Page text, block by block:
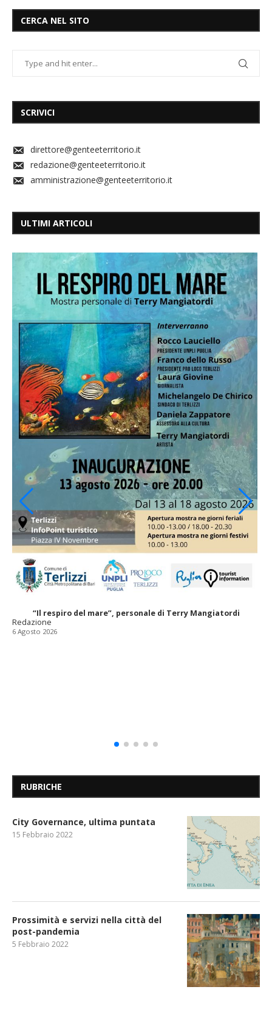
CERCA NEL SITO
SCRIVICI
direttore@genteeterritorio.it
redazione@genteeterritorio.it
amministrazione@genteeterritorio.it
ULTIMI ARTICOLI
“Il respiro del mare”, personale di Terry Mangiatordi
Redazione
6 Agosto 2026
RUBRICHE
City Governance, ultima puntata
15 Febbraio 2022
Prossimità e servizi nella città del
post-pandemia
5 Febbraio 2022